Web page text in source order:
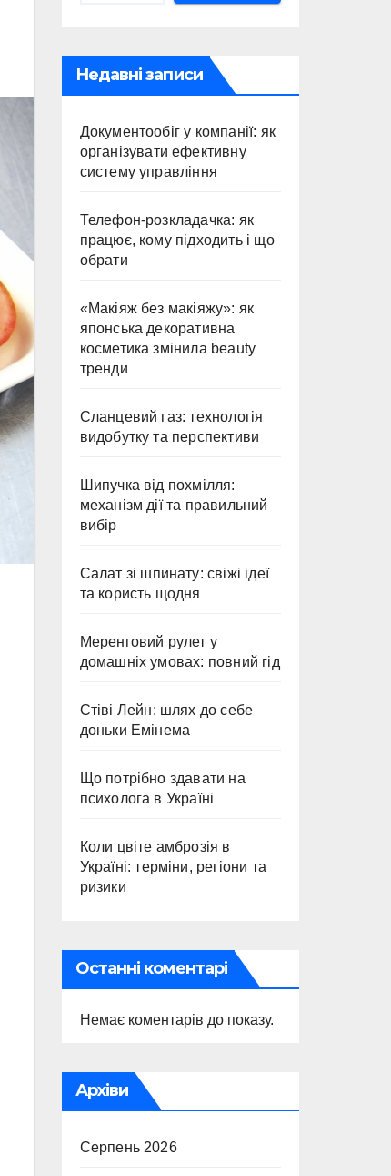
Недавні записи
Документообіг у компанії: як
організувати ефективну
систему управління
Телефон-розкладачка: як
працює, кому підходить і що
обрати
«Макіяж без макіяжу»: як
японська декоративна
косметика змінила beauty
тренди
Сланцевий газ: технологія
видобутку та перспективи
Шипучка від похмілля:
механізм дії та правильний
вибір
Салат зі шпинату: свіжі ідеї
та користь щодня
Меренговий рулет у
домашніх умовах: повний гід
Стіві Лейн: шлях до себе
доньки Емінема
Що потрібно здавати на
психолога в Україні
Коли цвіте амброзія в
Україні: терміни, регіони та
ризики
Останні коментарі
Немає коментарів до показу.
Архіви
Серпень 2026